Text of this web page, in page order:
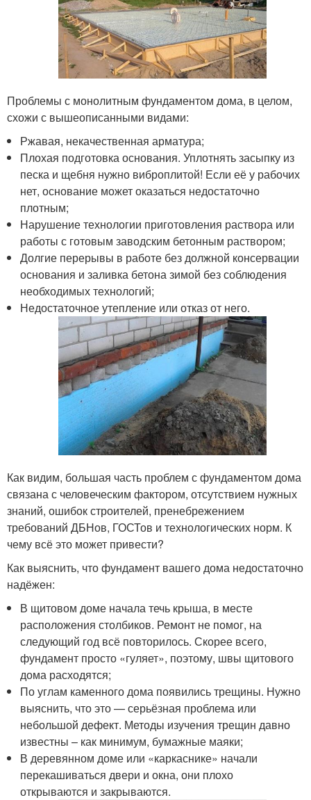
Проблемы с монолитным фундаментом дома, в целом,
схожи с вышеописанными видами:
Ржавая, некачественная арматура;
Плохая подготовка основания. Уплотнять засыпку из
песка и щебня нужно виброплитой! Если её у рабочих
нет, основание может оказаться недостаточно
плотным;
Нарушение технологии приготовления раствора или
работы с готовым заводским бетонным раствором;
Долгие перерывы в работе без должной консервации
основания и заливка бетона зимой без соблюдения
необходимых технологий;
Недостаточное утепление или отказ от него.
Как видим, большая часть проблем с фундаментом дома
связана с человеческим фактором, отсутствием нужных
знаний, ошибок строителей, пренебрежением
требований ДБНов, ГОСТов и технологических норм. К
чему всё это может привести?
Как выяснить, что фундамент вашего дома недостаточно
надёжен:
В щитовом доме начала течь крыша, в месте
расположения столбиков. Ремонт не помог, на
следующий год всё повторилось. Скорее всего,
фундамент просто «гуляет», поэтому, швы щитового
дома расходятся;
По углам каменного дома появились трещины. Нужно
выяснить, что это — серьёзная проблема или
небольшой дефект. Методы изучения трещин давно
известны – как минимум, бумажные маяки;
В деревянном доме или «каркаснике» начали
перекашиваться двери и окна, они плохо
открываются и закрываются.